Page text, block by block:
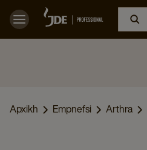
Apxikh Empnefsi Arthra